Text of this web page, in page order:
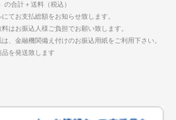
合計＋送料（税込）
てお支払総額をお知らせ致します。
はお振込人様ご負担でお願い致します。
、金融機関備え付けのお振込用紙をご利用下さい。
を発送致します